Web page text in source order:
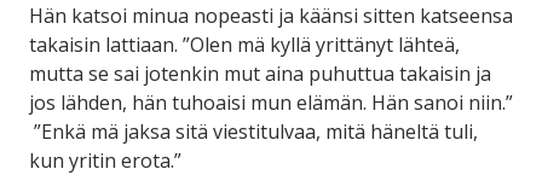
Hän katsoi minua nopeasti ja käänsi sitten katseensa
takaisin lattiaan. ”Olen mä kyllä yrittänyt lähteä,
mutta se sai jotenkin mut aina puhuttua takaisin ja
jos lähden, hän tuhoaisi mun elämän. Hän sanoi niin.”
”Enkä mä jaksa sitä viestitulvaa, mitä häneltä tuli,
kun yritin erota.”